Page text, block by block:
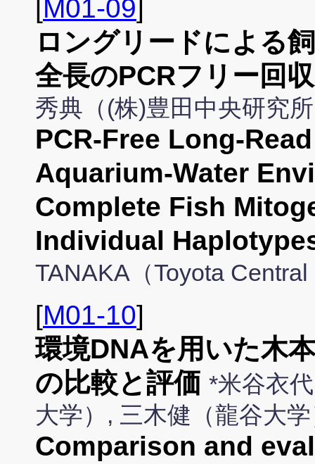
[M01-09]
ロングリードによる
全長のPCRフリー回
秀典（(株)豊田中央研究
PCR-Free Long-
Aquarium-Water
Complete Fish
Individual
TANAKA（Toyota
[M01-10]
環境DNAを用いた木
の比較と評価 *米谷衣
大学）, 三木健（龍谷大
Comparison and